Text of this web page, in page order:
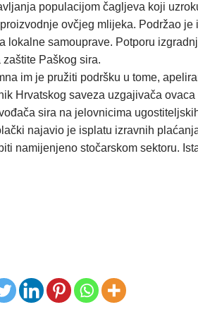
populacijom čagljeva koji
ovčjeg mlijeka. Podržao
samouprave. Potporu
Paškog sira.
im je pružiti podršku u tome,
Hrvatskog saveza uzgajivača
sira na jelovnicima
najavio je isplatu izravnih
namijenjeno stočarskom sektoru.